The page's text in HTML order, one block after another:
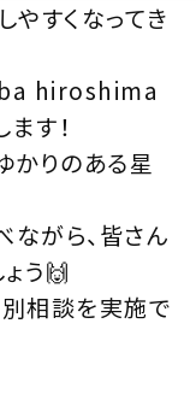
やすくなってき
ba hiroshima
す！
りのある星
がら、皆さん
う🙌
相談を実施で